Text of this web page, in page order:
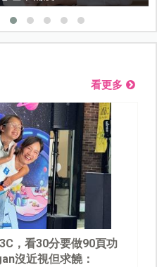
看更多
，看30分要做90頁功
沒近視但求饒：